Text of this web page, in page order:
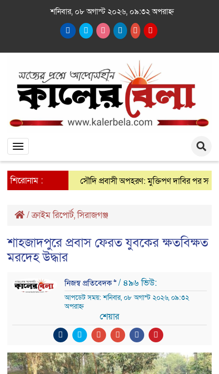
শনিবার, ০৮ অগাস্ট ২০২৬, ০৯:৩২ অপরাহ্ন
Toggle
navigation
শিরোনাম :
সৌদি প্রবাসী অপহরণ: মুক্তিপণ দাবির পর সলঙ্গা
/ক্রাইম রিপোর্ট,সিরাজগঞ্জ
শাহজাদপুরে প্রবাস ফেরত যুবকের ক্ষতবিক্ষত
মরদেহ উদ্ধার
নিজস্ব প্রতিবেদক >>/ ৪৯৬ ভিউ:
আপডেট সময়: শনিবার, ০৮ অগাস্ট ২০২৬, ০৯:৩২
অপরাহ্ন
শেয়ার